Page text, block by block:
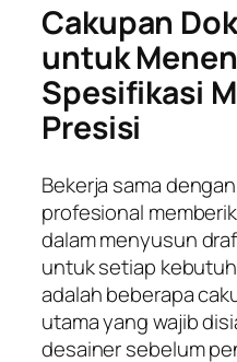
Cakupan
untuk
Spesifikasi
Presisi
Bekerja sama
profesional
dalam menyusun
untuk setiap
adalah beberapa
utama yang wajib
desainer sebelum